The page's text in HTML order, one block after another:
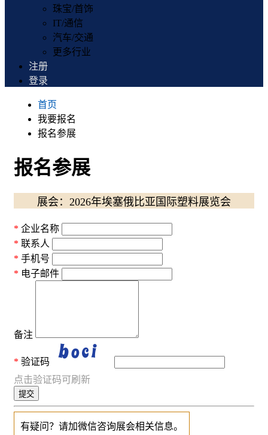
珠宝/首饰
IT/通信
汽车/交通
更多行业
注册
登录
首页
我要报名
报名参展
报名参展
展会：2026年埃塞俄比亚国际塑料展览会
企业名称
联系人
手机号
电子邮件
备注
验证码
点击验证码可刷新
提交
有疑问？请加微信咨询展会相关信息。